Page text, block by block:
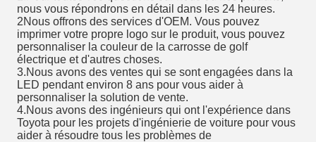
nous vous répondrons en détail dans les 24 heures.
2Nous offrons des services d'OEM. Vous pouvez
imprimer votre propre logo sur le produit, vous pouvez
personnaliser la couleur de la carrosse de golf
électrique et d'autres choses.
3.Nous avons des ventes qui se sont engagées dans la
LED pendant environ 8 ans pour vous aider à
personnaliser la solution de vente.
4.Nous avons des ingénieurs qui ont l'expérience dans
Toyota pour les projets d'ingénierie de voiture pour vous
aider à résoudre tous les problèmes de